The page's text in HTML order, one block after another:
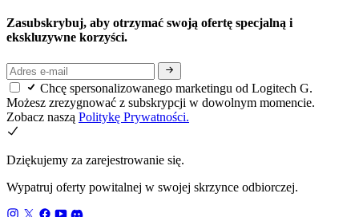
Zasubskrybuj, aby otrzymać swoją ofertę specjalną i
ekskluzywne korzyści.
Chcę spersonalizowanego marketingu od Logitech G.
Możesz zrezygnować z subskrypcji w dowolnym momencie.
Zobacz naszą Politykę Prywatności.
Dziękujemy za zarejestrowanie się.
Wypatruj oferty powitalnej w swojej skrzynce odbiorczej.